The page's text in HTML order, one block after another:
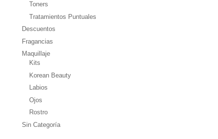
Toners
Tratamientos Puntuales
Descuentos
Fragancias
Maquillaje
Kits
Korean Beauty
Labios
Ojos
Rostro
Sin Categoría